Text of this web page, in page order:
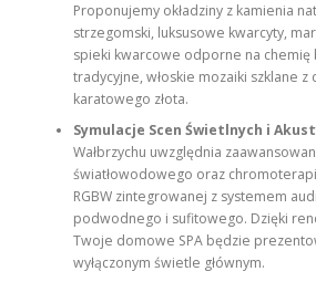
Proponujemy okładziny z kamienia
strzegomski, luksusowe kwarcyty,
spieki kwarcowe odporne na chemię
tradycyjne, włoskie mozaiki szklane z
karatowego złota.
Symulacje Scen Świetlnych i
Wałbrzychu uwzględnia
światłowodowego oraz
RGBW zintegrowanej z systemem
podwodnego i sufitowego. Dzięki
Twoje domowe SPA będzie
wyłączonym świetle głównym.